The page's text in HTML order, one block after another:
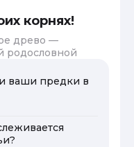
корнях!
древо —
родословной
ваши предки в